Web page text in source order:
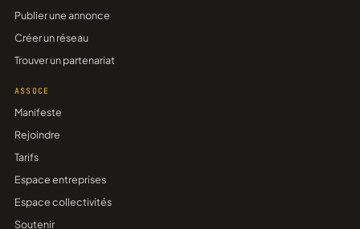
Publier une annonce
Créer un réseau
Trouver un partenariat
ASSOCE
Manifeste
Rejoindre
Tarifs
Espace entreprises
Espace collectivités
Soutenir